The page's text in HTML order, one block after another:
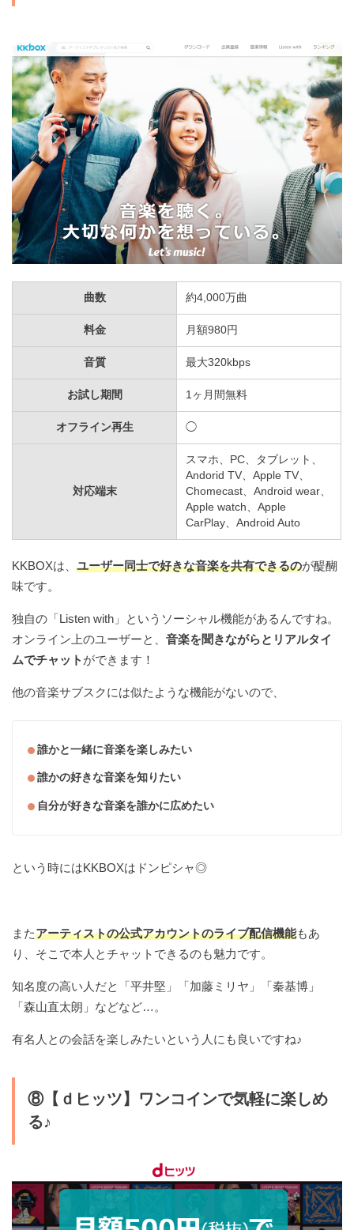
曲数 約4,000万曲
料金 月額980円
音質 最大320kbps
お試し期間 1ヶ月間無料
オフライン再生 ◯
対応端末
スマホ、PC、タブレット、
Andorid TV、Apple TV、
Chomecast、Android wear、
Apple watch、Apple
CarPlay、Android Auto
KKBOXは、ユーザー同士で好きな音楽を共有できるのが醍醐
味です。
独自の「Listen with」というソーシャル機能があるんですね。
オンライン上のユーザーと、音楽を聞きながらとリアルタイ
ムでチャット ができます！
他の音楽サブスクには似たような機能がないので、
誰かと一緒に音楽を楽しみたい
誰かの好きな音楽を知りたい
自分が好きな音楽を誰かに広めたい
という時にはKKBOXはドンピシャ◎
またアーティストの公式アカウントのライブ配信機能もあ
り、そこで本人とチャットできるのも魅力です。
知名度の高い人だと「平井堅」「加藤ミリヤ」「秦基博」
「森山直太朗」などなど…。
有名人との会話を楽しみたいという人にも良いですね♪
⑧【ｄヒッツ】ワンコインで気軽に楽しめ
る♪